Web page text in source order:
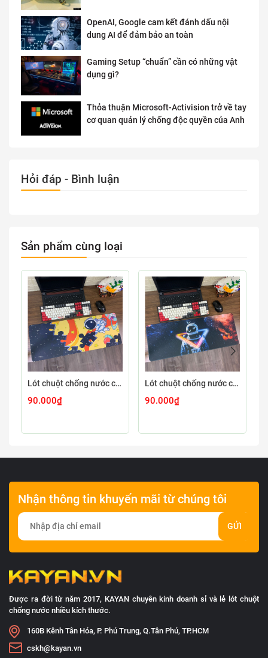
OpenAI, Google cam kết đánh dấu nội
dung AI để đảm bảo an toàn
Gaming Setup “chuẩn” cần có những vật
dụng gì?
Thỏa thuận Microsoft-Activision trở về tay
cơ quan quản lý chống độc quyền của Anh
Hỏi đáp - Bình luận
Sản phẩm cùng loại
Lót chuột chống nước cỡ lớn 80x30cm dày 3mm ASTRO-03-80X30
90.000₫
Lót chuột chống nước cỡ lớn 80x30cm dày 3mm ASTRO-02-80X30
90.000₫
Nhận thông tin khuyến mãi từ chúng tôi
GỬI
Được ra đời từ năm 2017, KAYAN chuyên kinh doanh sỉ và lẻ lót chuột
chống nước nhiều kích thước.
160B Kênh Tân Hóa, P. Phú Trung, Q.Tân Phú, TP.HCM
cskh@kayan.vn